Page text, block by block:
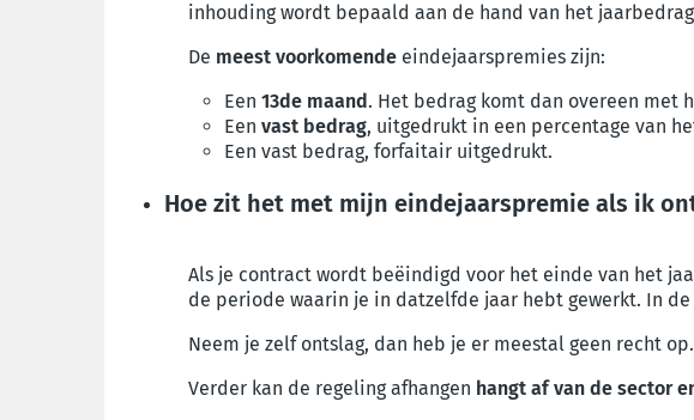
inhouding wordt bepaald aan de hand van het
De meest voorkomende eindejaarspremies zijn:
Een 13de maand. Het bedrag komt dan overeen met
Een vast bedrag, uitgedrukt in een percentage van
Een vast bedrag, forfaitair uitgedrukt.
Hoe zit het met mijn eindejaarspremie als ik
Als je contract wordt beëindigd voor het einde van het
de periode waarin je in datzelfde jaar hebt gewerkt. In
Neem je zelf ontslag, dan heb je er meestal geen recht op.
Verder kan de regeling afhangen hangt af van de sector